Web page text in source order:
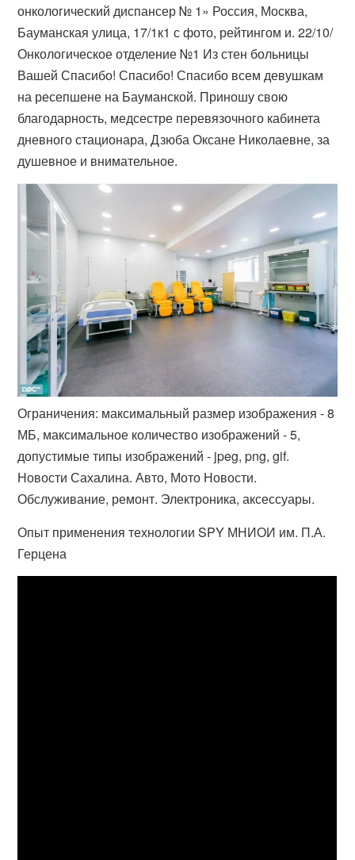
онкологический диспансер № 1» Россия, Москва,
Бауманская улица, 17/1к1 с фото, рейтингом и. 22/10/
Онкологическое отделение №1 Из стен больницы
Вашей Спасибо! Спасибо! Спасибо всем девушкам
на ресепшене на Бауманской. Приношу свою
благодарность, медсестре перевязочного кабинета
дневного стационара, Дзюба Оксане Николаевне, за
душевное и внимательное.
Ограничения: максимальный размер изображения - 8
МБ, максимальное количество изображений - 5,
допустимые типы изображений - jpeg, png, gif.
Новости Сахалина. Авто, Мото Новости.
Обслуживание, ремонт. Электроника, аксессуары.
Опыт применения технологии SPY МНИОИ им. П.А.
Герцена